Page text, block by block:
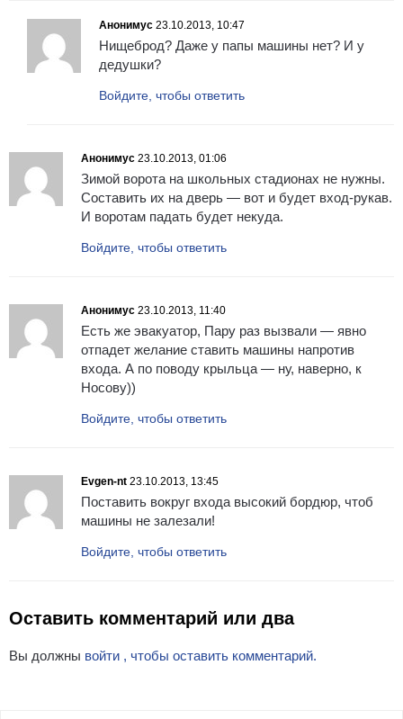
Анонимус 23.10.2013, 10:47
Нищеброд? Даже у папы машины нет? И у
дедушки?
Войдите, чтобы ответить
Анонимус 23.10.2013, 01:06
Зимой ворота на школьных стадионах не нужны.
Составить их на дверь — вот и будет вход-рукав.
И воротам падать будет некуда.
Войдите, чтобы ответить
Анонимус 23.10.2013, 11:40
Есть же эвакуатор, Пару раз вызвали — явно
отпадет желание ставить машины напротив
входа. А по поводу крыльца — ну, наверно, к
Носову))
Войдите, чтобы ответить
Evgen-nt 23.10.2013, 13:45
Поставить вокруг входа высокий бордюр, чтоб
машины не залезали!
Войдите, чтобы ответить
Оставить комментарий или два
Вы должны войти , чтобы оставить комментарий.